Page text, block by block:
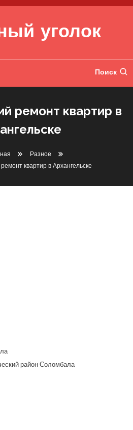
уголок
Поиск
ремонт квартир в
Разное
квартир в Архангельске
район Соломбала